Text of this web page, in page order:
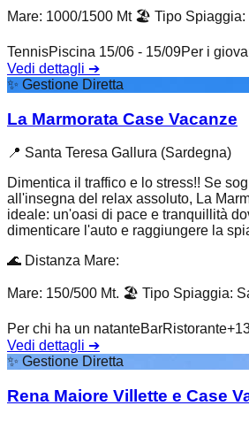
Mare: 1000/1500 Mt 🏖️ Tipo Spiaggia:
TennisPiscina 15/06 - 15/09Per i
Vedi dettagli ➔
✨ Gestione Diretta
La Marmorata Case Vacanze
📍 Santa Teresa Gallura (Sardegna)
Dimentica il traffico e lo stress!! Se
all'insegna del relax assoluto, La
ideale: un'oasi di pace e tranquillità
dimenticare l'auto e raggiungere la
🌊 Distanza Mare:
Mare: 150/500 Mt. 🏖️ Tipo Spiaggia:
Per chi ha un natanteBarRistorante+
Vedi dettagli ➔
✨ Gestione Diretta
Rena Maiore Villette e Case